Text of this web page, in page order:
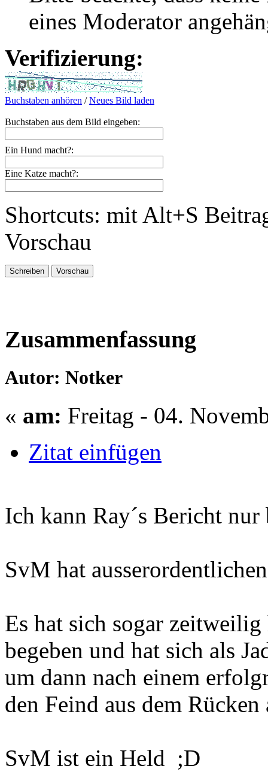
eines Moderator
Verifizierung:
Buchstaben anhören /Neues Bild laden
Buchstaben aus dem Bild eingeben:
Ein Hund macht?:
Eine Katze macht?:
Shortcuts: mit Alt+S
Vorschau
Zusammenfassung
Autor: Notker
« am: Freitag - 04.
Zitat einfügen
Ich kann Ray´s Bericht nur
SvM hat
Es hat sich sogar
begeben und hat sich als
um dann nach einem
den Feind aus dem
SvM ist ein Held ;D